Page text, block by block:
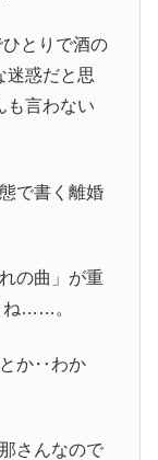
とりで酒の
迷惑だと思
も言わない
で書く離婚
の曲」が重
ね……。
か‥わか
さんなので